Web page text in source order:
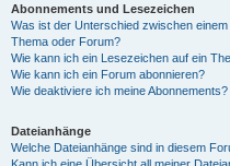
Abonnements und Lesezeichen
Was ist der Unterschied zwischen
Thema oder Forum?
Wie kann ich ein Lesezeichen auf ein
Wie kann ich ein Forum abonnieren?
Wie deaktiviere ich meine Abonnements?
Dateianhänge
Welche Dateianhänge sind in diesem